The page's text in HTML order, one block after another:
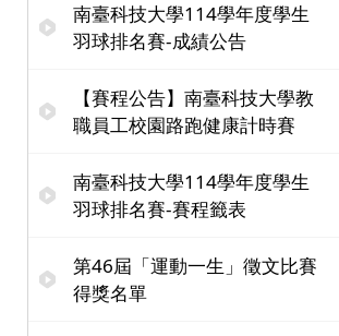
南臺科技大學114學年度學生
羽球排名賽-成績公告
【賽程公告】南臺科技大學教
職員工校園路跑健康計時賽
南臺科技大學114學年度學生
羽球排名賽-賽程籤表
第46屆「運動一生」徵文比賽
得獎名單